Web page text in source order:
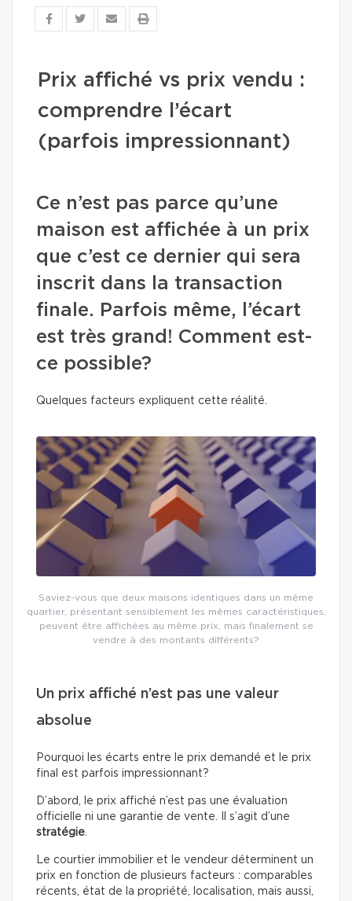
Prix affiché vs prix vendu :
comprendre l’écart
(parfois impressionnant)
Ce n’est pas parce qu’une
maison est affichée à un prix
que c’est ce dernier qui sera
inscrit dans la transaction
finale. Parfois même, l’écart
est très grand! Comment est-
ce possible?
Quelques facteurs expliquent cette réalité.
Saviez-vous que deux maisons identiques dans un même
quartier, présentant sensiblement les mêmes caractéristiques,
peuvent être affichées au même prix, mais finalement se
vendre à des montants différents?
Un prix affiché n’est pas une valeur
absolue
Pourquoi les écarts entre le prix demandé et le prix
final est parfois impressionnant?
D’abord, le prix affiché n’est pas une évaluation
officielle ni une garantie de vente. Il s’agit d’une
stratégie.
Le courtier immobilier et le vendeur déterminent un
prix en fonction de plusieurs facteurs : comparables
récents, état de la propriété, localisation, mais aussi,